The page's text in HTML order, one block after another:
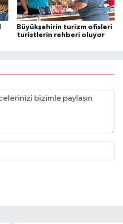
Büyükşehirin turizm ofisleri
turistlerin rehberi oluyor